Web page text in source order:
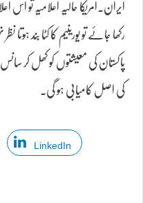
ایران۔امریکا حالیہ اعلامیہ تو اس
رکھا جائے تو یورینیم کا کٹا بند ہوتا
پاکستان کی معیشتوں کو کھل کر سانس
کی اصل کامیابی ہو گی۔
LinkedIn